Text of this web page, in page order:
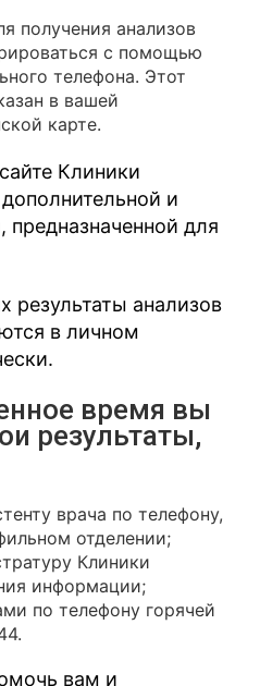
получения анализов
с помощью
телефона. Этот
в вашей
карте.
Клиники
и
предназначенной для
результаты анализов
в личном
время вы
результаты,
врача по телефону,
отделении;
Клиники
информации;
по телефону горячей
вам и